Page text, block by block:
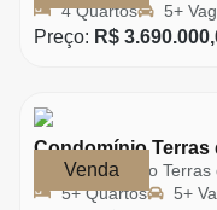
4 Quartos
5+
Preço: R$
Venda
Condomínio Terras
Condomínio
5+ Quartos
5+